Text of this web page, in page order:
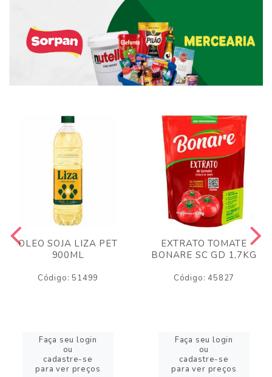
OLEO SOJA LIZA PET
900ML
Código: 51499
Faça seu login
ou
cadastre-se
para ver preços
EXTRATO TOMATE
BONARE SC GD 1,7KG
Código: 45827
Faça seu login
ou
cadastre-se
para ver preços